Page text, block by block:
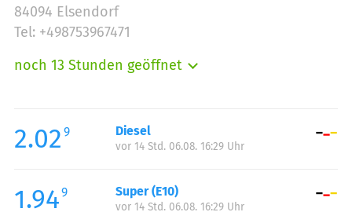
84094 Elsendorf
Tel: +498753967471
noch 13 Stunden geöffnet
Mittwoch:
05:00-23:00
Donnerstag:
Samstag:
05:00-23:00
Sonntag:
2.02 9 Diesel
vor 14 Std. 06.08. 16:29 Uhr
1.949 Super (E10)
vor 14 Std. 06.08. 16:29 Uhr